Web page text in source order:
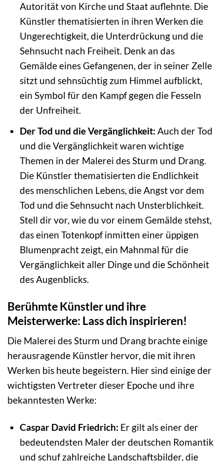
Autorität von Kirche und Staat auflehnte. Die
Künstler thematisierten in ihren Werken die
Ungerechtigkeit, die Unterdrückung und die
Sehnsucht nach Freiheit. Denk an das
Gemälde eines Gefangenen, der in seiner Zelle
sitzt und sehnsüchtig zum Himmel aufblickt,
ein Symbol für den Kampf gegen die Fesseln
der Unfreiheit.
Der Tod und die Vergänglichkeit: Auch der Tod
und die Vergänglichkeit waren wichtige
Themen in der Malerei des Sturm und Drang.
Die Künstler thematisierten die Endlichkeit
des menschlichen Lebens, die Angst vor dem
Tod und die Sehnsucht nach Unsterblichkeit.
Stell dir vor, wie du vor einem Gemälde stehst,
das einen Totenkopf inmitten einer üppigen
Blumenpracht zeigt, ein Mahnmal für die
Vergänglichkeit aller Dinge und die Schönheit
des Augenblicks.
Berühmte Künstler und ihre
Meisterwerke: Lass dich inspirieren!
Die Malerei des Sturm und Drang brachte einige
herausragende Künstler hervor, die mit ihren
Werken bis heute begeistern. Hier sind einige der
wichtigsten Vertreter dieser Epoche und ihre
bekanntesten Werke:
Caspar David Friedrich: Er gilt als einer der
bedeutendsten Maler der deutschen Romantik
und schuf zahlreiche Landschaftsbilder, die